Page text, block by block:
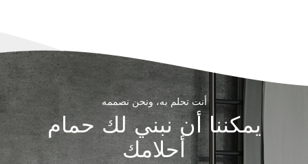
بنظام تدفق مزدوج. مع ذلك، تدعم العديد من خزانات المياه
الحديثة، المخفية والمكشوفة، هذا النظام الآن. يمكن غالبًا تحديث
المراحيض القديمة باستبدال زرّ المرحاض ذي التدفق المزدوج،
والذي يتضمن عادةً استبدال صمام التدفق الحالي وتركيب لوحة زرّ
مزدوجة جديدة. تتضمن الإعدادات المتوافقة الشائعة ما يلي: صمام
تدفق مزدوج مع تدفق على مرحلتين (للألواح ذات الأزرار المثبتة في
الأعلى) زر تدفق مزدوج لأنظمة المراحيض المدمجة مع خزانات
أنت تحلم به، ونحن نصممه
يمكننا أن نبني لك حمام
أحلامك